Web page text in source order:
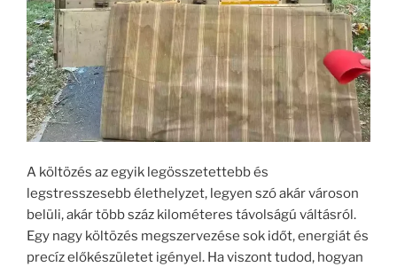
A költözés az egyik legösszetettebb és
legstresszesebb élethelyzet, legyen szó akár városon
belüli, akár több száz kilométeres távolságú váltásról.
Egy nagy költözés megszervezése sok időt, energiát és
precíz előkészületet igényel. Ha viszont tudod, hogyan